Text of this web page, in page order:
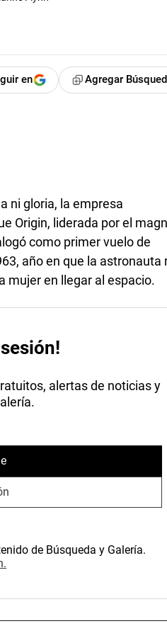
en Agregar
ni gloria, la empresa
Origin, liderada por el
como primer vuelo de
año en que la astronauta
mujer en llegar al espacio.
alertas de noticias y
de Búsqueda y Galería.